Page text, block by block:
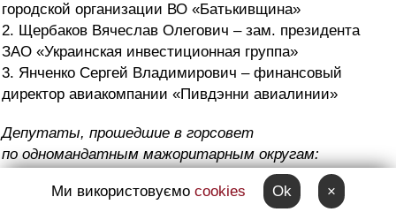
городской организации ВО «Батькивщина»
2. Щербаков Вячеслав Олегович – зам. президента
ЗАО «Украинская инвестиционная группа»
3. Янченко Сергей Владимирович – финансовый
директор авиакомпании «Пивдэнни авиалинии»
Депутаты, прошедшие в горсовет
по одномандатным мажоритарным округам:
1. Чекита Геннадий Леонидович – президент
Ми використовуємо cookies Ok ×